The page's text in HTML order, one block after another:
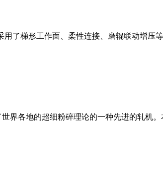
了梯形工作面、柔性连接、磨辊联动增压
界各地的超细粉碎理论的一种先进的轧机